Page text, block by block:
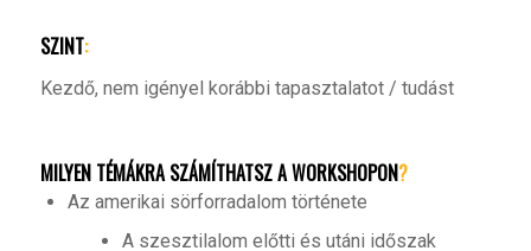
SZINT:
Kezdő, nem igényel korábbi tapasztalatot / tudást
MILYEN TÉMÁKRA SZÁMÍTHATSZ A WORKSHOPON?
Az amerikai sörforradalom története
A szesztilalom előtti és utáni időszak